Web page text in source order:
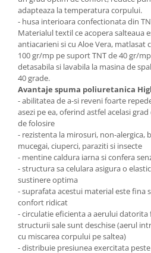
adapteaza la temperatura corpului.
- husa interioara confectionata din
Materialul textil ce acopera salteaua
antiacarieni si cu Aloe Vera, matlasat
100 gr/mp pe suport TNT de 40 gr/
detasabila si lavabila la masina de
40 grade.
Avantaje spuma poliuretanica
- abilitatea de a-si reveni foarte
asezi pe ea, oferind astfel acelasi
de folosire
- rezistenta la mirosuri, non-alergica,
mucegai, ciuperci, paraziti si insecte
- mentine caldura iarna si confera
- structura sa celulara asigura o
sustinere optima
- suprafata acestui material este fina
confort ridicat
- circulatie eficienta a aerului datorita
structurii sale sunt deschise (aerul
cu miscarea corpului pe saltea)
- distribuie presiunea exercitata